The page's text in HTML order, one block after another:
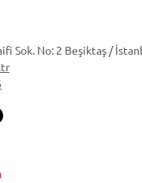
Sok. No: 2 Beşiktaş /